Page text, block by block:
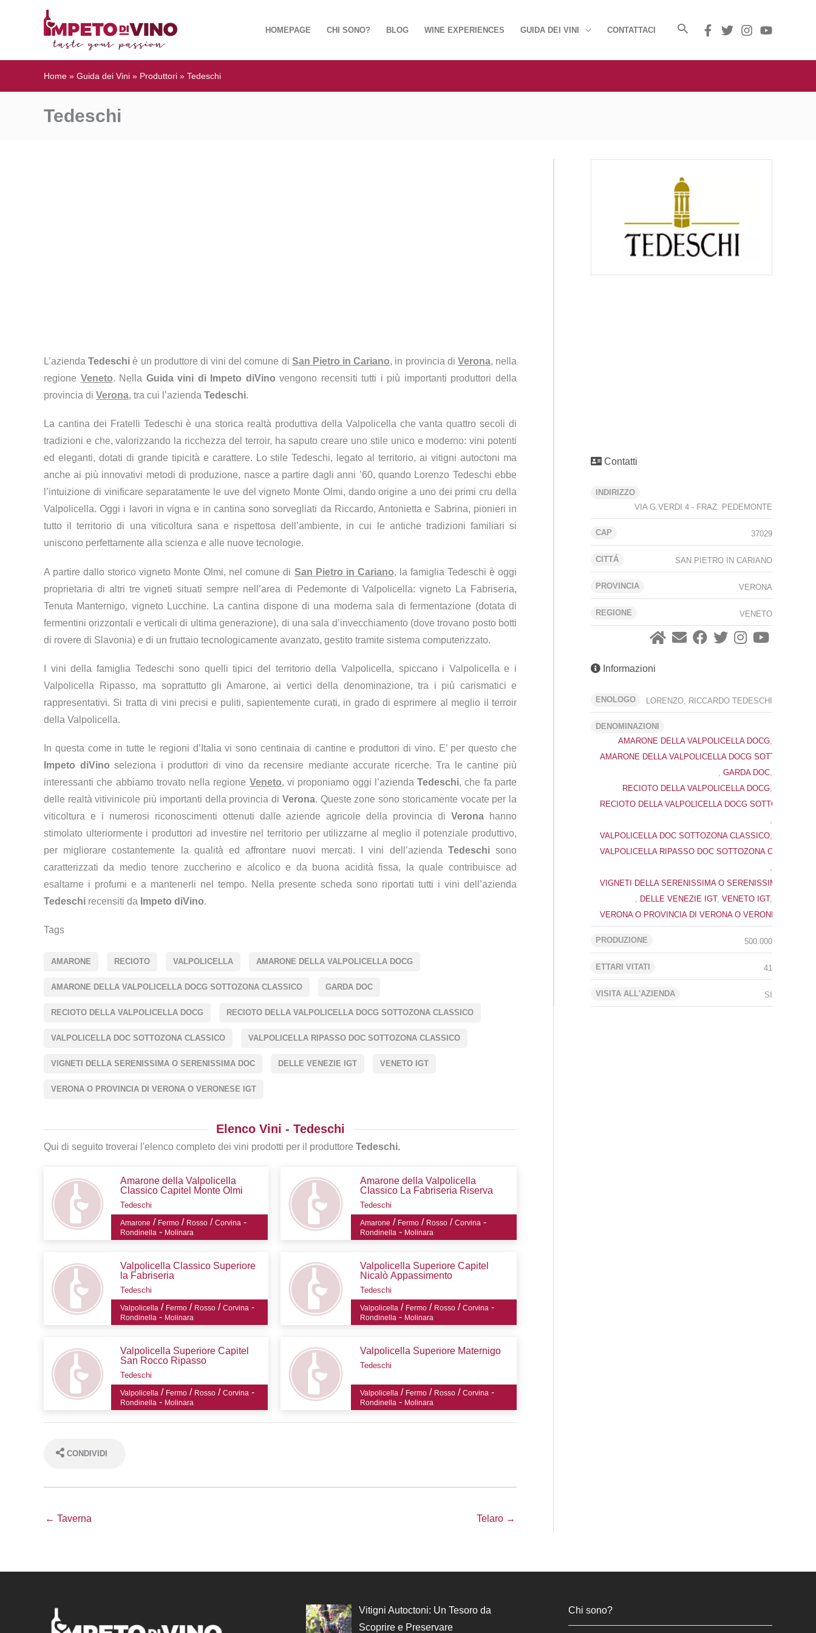
HOMEPAGE CHI SONO? BLOG WINE EXPERIENCES GUIDA DEI VINI CONTATTACI
Home » Guida dei Vini » Produttori » Tedeschi
Tedeschi
Contatti
INDIRIZZO
VIA G.VERDI 4 - FRAZ. PEDEMONTE
CAP 37029
CITTÁ SAN PIETRO IN CARIANO
PROVINCIA VERONA
REGIONE VENETO
Informazioni
ENOLOGO LORENZO, RICCARDO TEDESCHI
DENOMINAZIONI
AMARONE DELLA VALPOLICELLA DOCG,
AMARONE DELLA VALPOLICELLA DOCG SOTTOZONA
, GARDA DOC,
RECIOTO DELLA VALPOLICELLA DOCG,
RECIOTO DELLA VALPOLICELLA DOCG SOTTOZONA
,
VALPOLICELLA DOC SOTTOZONA CLASSICO,
VALPOLICELLA RIPASSO DOC SOTTOZONA CLASSICO
,
VIGNETI DELLA SERENISSIMA O SERENISSIMA DOC
, DELLE VENEZIE IGT, VENETO IGT,
VERONA O PROVINCIA DI VERONA O VERONESE IGT
PRODUZIONE 500.000
ETTARI VITATI 41
VISITA ALL'AZIENDA SI
L’aziendaTedeschiè un produttore di vini del comune di San Pietro in Cariano, in provincia di Verona, nella
regione Veneto. Nella Guida vini di Impeto diVino vengono recensiti tutti i più importanti produttori della
provincia di Verona, tra cui l’azienda Tedeschi.
La cantina dei Fratelli Tedeschi è una storica realtà produttiva della Valpolicella che vanta quattro secoli di
tradizioni e che, valorizzando la ricchezza del terroir, ha saputo creare uno stile unico e moderno: vini potenti
ed eleganti, dotati di grande tipicità e carattere. Lo stile Tedeschi, legato al territorio, ai vitigni autoctoni ma
anche ai più innovativi metodi di produzione, nasce a partire dagli anni ’60, quando Lorenzo Tedeschi ebbe
l’intuizione di vinificare separatamente le uve del vigneto Monte Olmi, dando origine a uno dei primi cru della
Valpolicella. Oggi i lavori in vigna e in cantina sono sorvegliati da Riccardo, Antonietta e Sabrina, pionieri in
tutto il territorio di una viticoltura sana e rispettosa dell’ambiente, in cui le antiche tradizioni familiari si
uniscono perfettamente alla scienza e alle nuove tecnologie.
A partire dallo storico vigneto Monte Olmi, nel comune di San Pietro in Cariano, la famiglia Tedeschi è oggi
proprietaria di altri tre vigneti situati sempre nell’area di Pedemonte di Valpolicella: vigneto La Fabriseria,
Tenuta Manternigo, vigneto Lucchine. La cantina dispone di una moderna sala di fermentazione (dotata di
fermentini orizzontali e verticali di ultima generazione), di una sala d’invecchiamento (dove trovano posto botti
di rovere di Slavonia) e di un fruttaio tecnologicamente avanzato, gestito tramite sistema computerizzato.
I vini della famiglia Tedeschi sono quelli tipici del territorio della Valpolicella, spiccano i Valpolicella e i
Valpolicella Ripasso, ma soprattutto gli Amarone, ai vertici della denominazione, tra i più carismatici e
rappresentativi. Si tratta di vini precisi e puliti, sapientemente curati, in grado di esprimere al meglio il terroir
della Valpolicella.
In questa come in tutte le regioni d’Italia vi sono centinaia di cantine e produttori di vino. E’ per questo che
Impeto diVino seleziona i produttori di vino da recensire mediante accurate ricerche. Tra le cantine più
interessanti che abbiamo trovato nella regione Veneto, vi proponiamo oggi l’aziendaTedeschi, che fa parte
delle realtà vitivinicole più importanti della provincia di Verona. Queste zone sono storicamente vocate per la
viticoltura e i numerosi riconoscimenti ottenuti dalle aziende agricole della provincia diVerona hanno
stimolato ulteriormente i produttori ad investire nel territorio per utilizzarne al meglio il potenziale produttivo,
per migliorare costantemente la qualità ed affrontare nuovi mercati. I vini dell’azienda Tedeschisono
caratterizzati da medio tenore zuccherino e alcolico e da buona acidità fissa, la quale contribuisce ad
esaltarne i profumi e a mantenerli nel tempo. Nella presente scheda sono riportati tutti i vini dell’azienda
Tedeschi recensiti da Impeto diVino.
Tags
AMARONE RECIOTO VALPOLICELLA AMARONE DELLA VALPOLICELLA DOCG
AMARONE DELLA VALPOLICELLA DOCG SOTTOZONA CLASSICO GARDA DOC
RECIOTO DELLA VALPOLICELLA DOCG RECIOTO DELLA VALPOLICELLA DOCG SOTTOZONA CLASSICO
VALPOLICELLA DOC SOTTOZONA CLASSICO VALPOLICELLA RIPASSO DOC SOTTOZONA CLASSICO
VIGNETI DELLA SERENISSIMA O SERENISSIMA DOC DELLE VENEZIE IGT VENETO IGT
VERONA O PROVINCIA DI VERONA O VERONESE IGT
Elenco Vini - Tedeschi
Qui di seguito troverai l'elenco completo dei vini prodotti per il produttore Tedeschi.
Amarone della Valpolicella
Classico Capitel Monte Olmi
Tedeschi
Amarone / Fermo/ Rosso/ Corvina -
Rondinella - Molinara
Amarone della Valpolicella
Classico La Fabriseria Riserva
Tedeschi
Amarone / Fermo / Rosso /Corvina -
Rondinella - Molinara
Valpolicella Classico Superiore
la Fabriseria
Tedeschi
Valpolicella / Fermo/ Rosso/ Corvina -
Rondinella - Molinara
Valpolicella Superiore Capitel
Nicalò Appassimento
Tedeschi
Valpolicella / Fermo / Rosso /Corvina -
Rondinella - Molinara
Valpolicella Superiore Capitel
San Rocco Ripasso
Tedeschi
Valpolicella / Fermo/ Rosso/ Corvina -
Rondinella - Molinara
Valpolicella Superiore Maternigo
Tedeschi
Valpolicella / Fermo / Rosso /Corvina -
Rondinella - Molinara
CONDIVIDI
← Taverna Telaro →
Vitigni Autoctoni: Un Tesoro da
Scoprire e Preservare
Chi sono?